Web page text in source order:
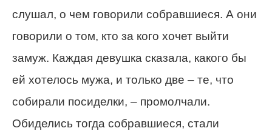
слушал, о чем говорили собравшиеся. А они
говорили о том, кто за кого хочет выйти
замуж. Каждая девушка сказала, какого бы
ей хотелось мужа, и только две – те, что
собирали посиделки, – промолчали.
Обиделись тогда собравшиеся, стали